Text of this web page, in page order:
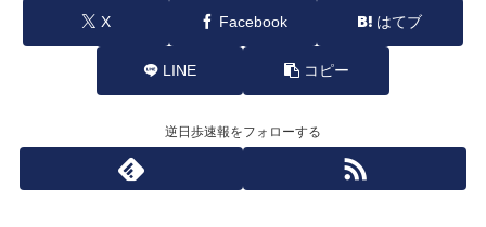
X Facebook はてブ
LINE コピー
逆日歩速報をフォローする